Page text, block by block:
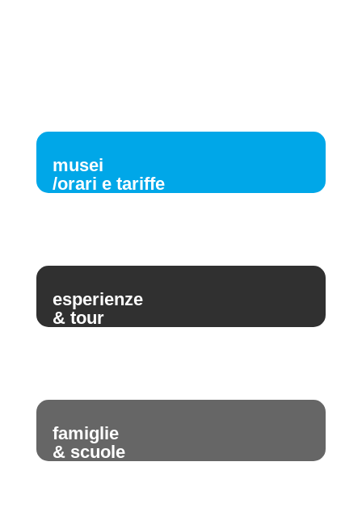
musei
/orari e tariffe
esperienze
& tour
famiglie
& scuole